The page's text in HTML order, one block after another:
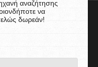
αναζήτησης
να
δωρεάν!